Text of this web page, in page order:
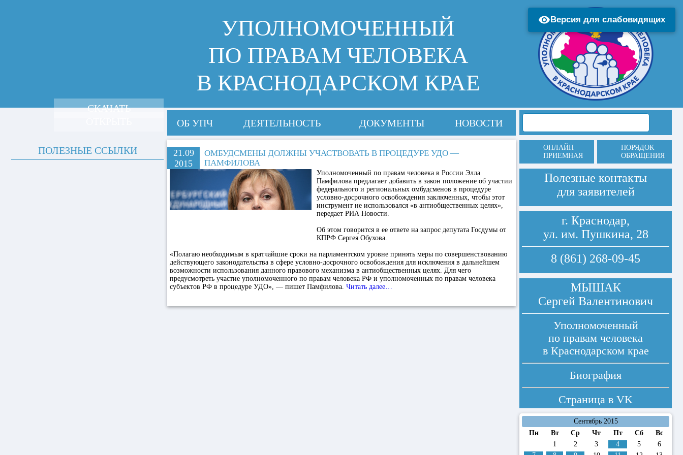
УПОЛНОМОЧЕННЫЙ
ПО ПРАВАМ ЧЕЛОВЕКА
В КРАСНОДАРСКОМ КРАЕ
ОБ УПЧ ДЕЯТЕЛЬНОСТЬ ДОКУМЕНТЫ НОВОСТИ
21.09
2015
ОМБУДСМЕНЫ ДОЛЖНЫ УЧАСТВОВАТЬ В ПРОЦЕДУРЕ УДО —
ПАМФИЛОВА
Уполномоченный по правам человека в России Элла
Памфилова предлагает добавить в закон положение об участии
федерального и региональных омбудсменов в процедуре
условно-досрочного освобождения заключенных, чтобы этот
инструмент не использовался «в антиобщественных целях»,
передает РИА Новости.
Об этом говорится в ее ответе на запрос депутата Госдумы от
КПРФ Сергея Обухова.
«Полагаю необходимым в кратчайшие сроки на парламентском уровне принять меры по совершенствованию
действующего законодательства в сфере условно-досрочного освобождения для исключения в дальнейшем
возможности использования данного правового механизма в антиобщественных целях. Для чего
предусмотреть участие уполномоченного по правам человека РФ и уполномоченных по правам человека
субъектов РФ в процедуре УДО», — пишет Памфилова. Читать далее…
СКАЧАТЬ
ПОЛЕЗНЫЕ ССЫЛКИ
ОНЛАЙН
ПРИЕМНАЯ
ПОРЯДОК
ОБРАЩЕНИЯ
Полезные контакты
для заявителей
г. Краснодар,
ул. им. Пушкина, 28
8 (861) 268-09-45
МЫШАК
Сергей Валентинович
Уполномоченный
по правам человека
в Краснодарском крае
Биография
Страница в VK
Сентябрь 2015
Пн
Вт Ср Чт Пт Сб
Вс
1
2 3 4 5
6
Версия для слабовидящих